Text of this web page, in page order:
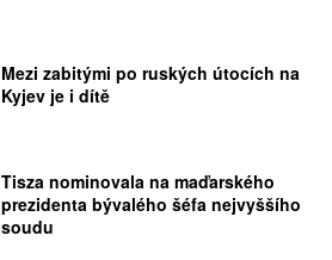
Mezi zabitými po ruských útocích na
Kyjev je i dítě
Tisza nominovala na maďarského
prezidenta bývalého šéfa nejvyššího
soudu